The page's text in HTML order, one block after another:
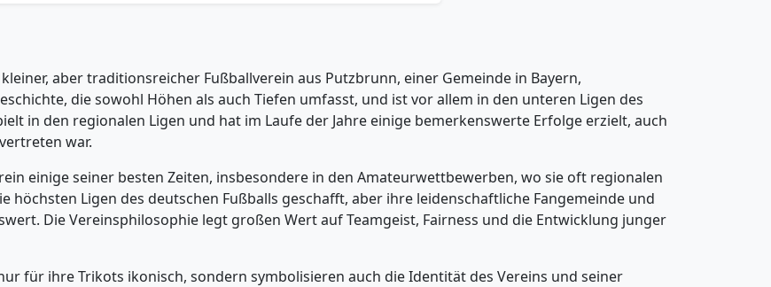
aber traditionsreicher Fußballverein aus Putzbrunn, einer Gemeinde in Bayern,
die sowohl Höhen als auch Tiefen umfasst, und ist vor allem in den unteren Ligen des
in den regionalen Ligen und hat im Laufe der Jahre einige bemerkenswerte Erfolge erzielt, auch
war.
einige seiner besten Zeiten, insbesondere in den Amateurwettbewerben, wo sie oft regionalen
höchsten Ligen des deutschen Fußballs geschafft, aber ihre leidenschaftliche Fangemeinde und
Die Vereinsphilosophie legt großen Wert auf Teamgeist, Fairness und die Entwicklung junger
für ihre Trikots ikonisch, sondern symbolisieren auch die Identität des Vereins und seiner